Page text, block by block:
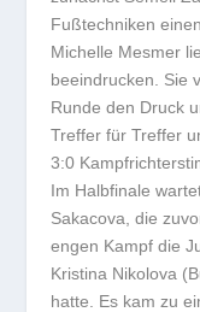
Fußtechniken
Michelle Mesmer
beeindrucken. Sie
Runde den Druck
Treffer für Treffer
3:0
Im Halbfinale
Sakacova, die
engen Kampf die
Kristina Nikolova
hatte. Es kam zu